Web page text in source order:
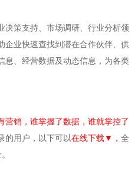
决策支持、市场调研、行业分析领
企业快速查找到潜在合作伙伴、供
息、经营数据及动态信息，为各类
营销，谁掌握了数据，谁就掌控了
的用户，以下可以在线下载▼，全